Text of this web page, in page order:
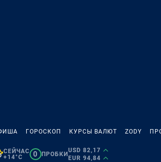
ГОРОСКОП КУРСЫ ВАЛЮТ ZODY
СЕЙЧАС
+14°C
0 ПРОБКИ
USD 82,17
EUR 94,84